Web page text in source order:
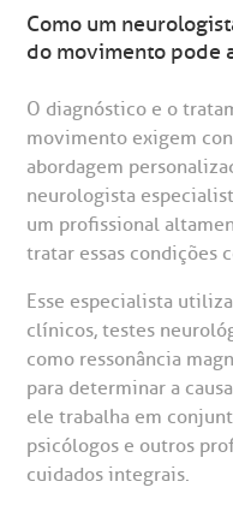
Endereço:
R. Colômbia, 332
CEP: 01438-000 | Jardim
São Paulo - SP
Como um
do movimento pode
O diagnóstico e o
movimento exigem
abordagem
neurologista
um profissional
tratar essas condições
Esse especialista
clínicos, testes
como ressonância
para determinar a
ele trabalha em
psicólogos e outros
cuidados integrais.